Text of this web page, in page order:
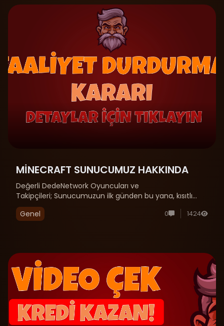
MİNECRAFT SUNUCUMUZ HAKKINDA
Değerli DedeNetwork Oyuncuları ve
Takipçileri; Sunucumuzun ilk günden bu yana, kısıtlı
imkanlarımıza rağmen sizlere en kaliteli ve kesintisiz
oyun deneyimini sunmak için büyük bir özveriyle
Genel 0 1424